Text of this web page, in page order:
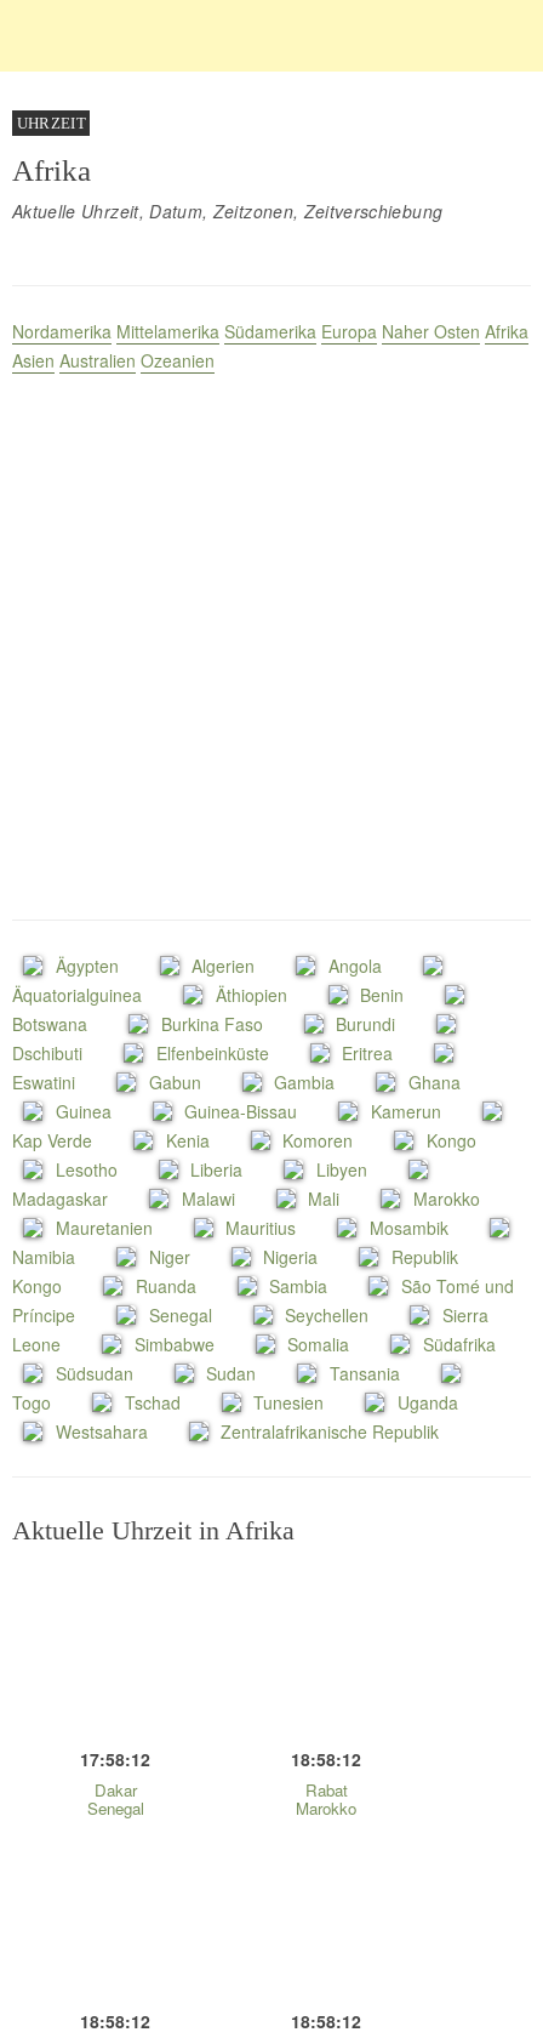
UHRZEIT
Afrika
Aktuelle Uhrzeit, Datum, Zeitzonen, Zeitverschiebung
Nordamerika Mittelamerika Südamerika Europa Naher Osten Afrika
Asien Australien Ozeanien
Ägypten Algerien
Angola
Äquatorialguinea
Äthiopien
Benin
Botswana
Burkina Faso
Burundi
Dschibuti
Elfenbeinküste
Eritrea
Eswatini
Gabun Gambia
Ghana
Guinea
Guinea-Bissau
Kamerun
Kap Verde
Kenia Komoren
Kongo
Lesotho
Liberia
Libyen
Madagaskar
Malawi Mali
Marokko
Mauretanien
Mauritius
Mosambik
Namibia
Niger Nigeria
Republik
Kongo
Ruanda Sambia
São Tomé und
Príncipe
Senegal Seychellen
Sierra
Leone
Simbabwe Somalia
Südafrika
Südsudan
Sudan
Tansania
Togo
Tschad Tunesien
Uganda
Westsahara
Zentralafrikanische Republik
Aktuelle Uhrzeit in Afrika
17:58:12
Dakar
Senegal
18:58:12
Rabat
Marokko
18:58:12 18:58:12